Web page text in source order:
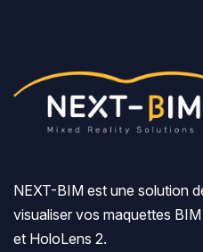
NEXT-BIM est une solution
visualiser vos maquettes BIM
et HoloLens 2.